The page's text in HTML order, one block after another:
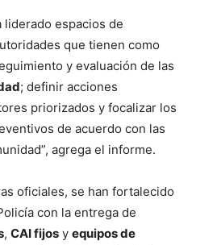
liderado espacios de
que tienen como
y evaluación de las
; definir acciones
priorizados y focalizar los
de acuerdo con las
agrega el informe.
oficiales, se han fortalecido
con la entrega de
, CAI fijos y equipos de